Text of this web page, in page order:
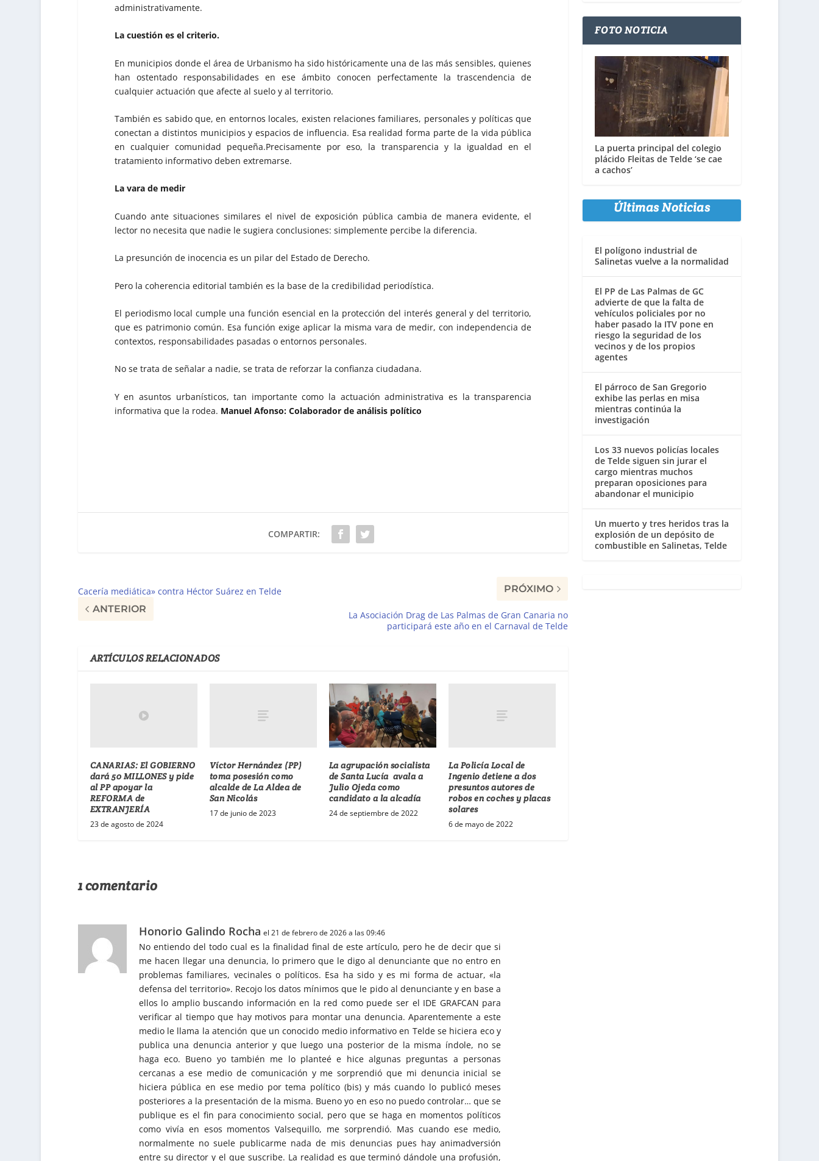
administrativamente.
La cuestión es el criterio.
En municipios donde el área de Urbanismo ha sido históricamente una de las más sensibles, quienes
han ostentado responsabilidades en ese ámbito conocen perfectamente la trascendencia de
cualquier actuación que afecte al suelo y al territorio.
También es sabido que, en entornos locales, existen relaciones familiares, personales y políticas que
conectan a distintos municipios y espacios de influencia. Esa realidad forma parte de la vida pública
en cualquier comunidad pequeña.Precisamente por eso, la transparencia y la igualdad en el
tratamiento informativo deben extremarse.
La vara de medir
Cuando ante situaciones similares el nivel de exposición pública cambia de manera evidente, el
lector no necesita que nadie le sugiera conclusiones: simplemente percibe la diferencia.
La presunción de inocencia es un pilar del Estado de Derecho.
Pero la coherencia editorial también es la base de la credibilidad periodística.
El periodismo local cumple una función esencial en la protección del interés general y del territorio,
que es patrimonio común. Esa función exige aplicar la misma vara de medir, con independencia de
contextos, responsabilidades pasadas o entornos personales.
No se trata de señalar a nadie, se trata de reforzar la confianza ciudadana.
Y en asuntos urbanísticos, tan importante como la actuación administrativa es la transparencia
informativa que la rodea. Manuel Afonso: Colaborador de análisis político
COMPARTIR:
Cacería mediática» contra Héctor Suárez en Telde
ANTERIOR
PRÓXIMO
La Asociación Drag de Las Palmas de Gran Canaria no
participará este año en el Carnaval de Telde
ARTÍCULOS RELACIONADOS
CANARIAS: El GOBIERNO
dará 50 MILLONES y pide
al PP apoyar la
REFORMA de
EXTRANJERÍA
23 de agosto de 2024
Víctor Hernández (PP)
toma posesión como
alcalde de La Aldea de
San Nicolás
17 de junio de 2023
La agrupación socialista
de Santa Lucía avala a
Julio Ojeda como
candidato a la alcadía
24 de septiembre de 2022
La Policía Local de
Ingenio detiene a dos
presuntos autores de
robos en coches y placas
solares
6 de mayo de 2022
1 comentario
Honorio Galindo Rocha el 21 de febrero de 2026 a las 09:46
No entiendo del todo cual es la finalidad final de este artículo, pero he de decir que si
me hacen llegar una denuncia, lo primero que le digo al denunciante que no entro en
problemas familiares, vecinales o políticos. Esa ha sido y es mi forma de actuar, «la
defensa del territorio». Recojo los datos mínimos que le pido al denunciante y en base a
ellos lo amplio buscando información en la red como puede ser el IDE GRAFCAN para
verificar al tiempo que hay motivos para montar una denuncia. Aparentemente a este
medio le llama la atención que un conocido medio informativo en Telde se hiciera eco y
publica una denuncia anterior y que luego una posterior de la misma índole, no se
haga eco. Bueno yo también me lo planteé e hice algunas preguntas a personas
cercanas a ese medio de comunicación y me sorprendió que mi denuncia inicial se
hiciera pública en ese medio por tema político (bis) y más cuando lo publicó meses
posteriores a la presentación de la misma. Bueno yo en eso no puedo controlar… que se
publique es el fin para conocimiento social, pero que se haga en momentos políticos
como vivía en esos momentos Valsequillo, me sorprendió. Mas cuando ese medio,
normalmente no suele publicarme nada de mis denuncias pues hay animadversión
entre su director y el que suscribe. La realidad es que terminó dándole una profusión,
FOTO NOTICIA
La puerta principal del colegio
plácido Fleitas de Telde ‘se cae
a cachos’
Últimas Noticias
El polígono industrial de
Salinetas vuelve a la normalidad
El PP de Las Palmas de GC
advierte de que la falta de
vehículos policiales por no
haber pasado la ITV pone en
riesgo la seguridad de los
vecinos y de los propios
agentes
El párroco de San Gregorio
exhibe las perlas en misa
mientras continúa la
investigación
Los 33 nuevos policías locales
de Telde siguen sin jurar el
cargo mientras muchos
preparan oposiciones para
abandonar el municipio
Un muerto y tres heridos tras la
explosión de un depósito de
combustible en Salinetas, Telde